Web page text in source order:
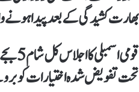
بھارت کشیدگی کے بعد پیدا
تحت تفویض شدہ اختیارات کو